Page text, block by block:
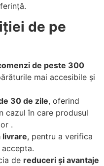
de pe
de peste 300
mai accesibile și
30 de zile, oferind
cazul în care produsul
.
livrare, pentru a verifica
de reduceri și avantaje